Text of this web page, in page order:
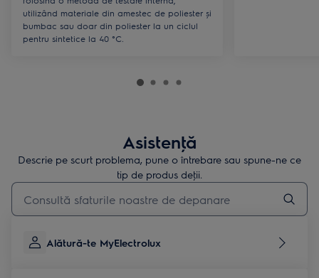
utilizând materiale din amestec de poliester și
bumbac sau doar din poliester la un ciclul
pentru sintetice la 40 °C.
Asistenţă
Descrie pe scurt problema, pune o întrebare sau spune-ne ce
tip de produs deţii.
Type to search for support articles
Alătură-te MyElectrolux